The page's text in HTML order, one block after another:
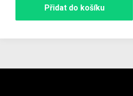
Přidat do košíku